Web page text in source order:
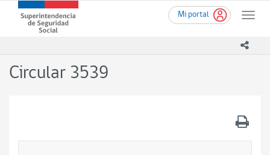
contenido
Mi portal
Toggle
Superintendencia
de
-
Circular 3539